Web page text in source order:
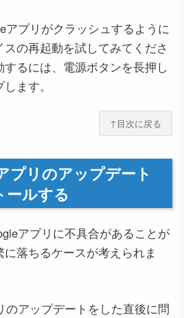
アプリがクラッシュするように
の再起動を試してみてくださ
るには、電源ボタンを長押し
ます。
↑目次に戻る
プリのアップデート
ールする
アプリに不具合があることが
落ちるケースが考えられま
のアップデートをした直後に問